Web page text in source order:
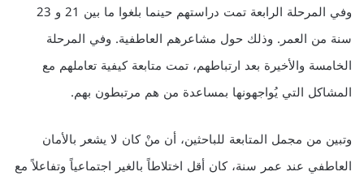
وفي المرحلة الرابعة تمت دراستهم حينما بلغوا ما بين 21 و 23
سنة من العمر. وذلك حول مشاعرهم العاطفية. وفي المرحلة
الخامسة والأخيرة بعد ارتباطهم، تمت متابعة كيفية تعاملهم مع
المشاكل التي يُواجهونها بمساعدة من هم مرتبطون بهم.
وتبين من مجمل المتابعة للباحثين، أن منْ كان لا يشعر بالأمان
العاطفي عند عمر سنة، كان أقل اختلاطاً بالغير اجتماعياً وتفاعلاً مع